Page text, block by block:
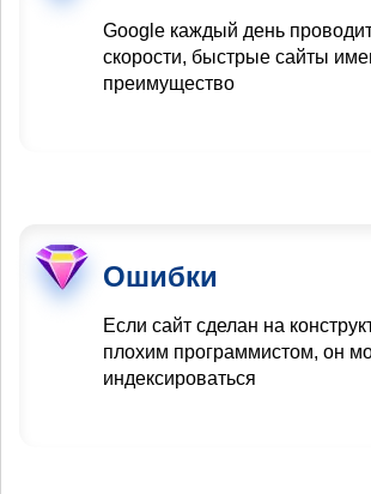
Google каждый день
скорости, быстрые сайты
преимущество
Ошибки
Если сайт сделан на
плохим программистом, он
индексироваться